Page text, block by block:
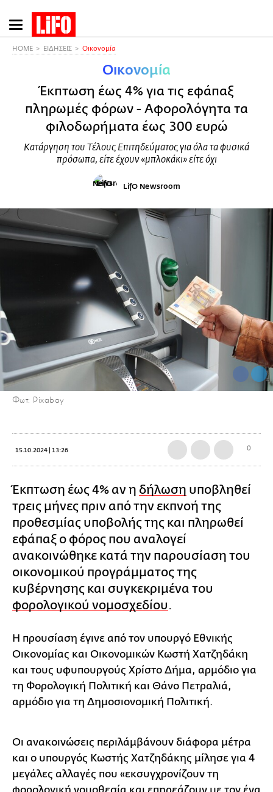
Παράκαμψη
προς
HOME ΕΙΔΗΣΕΙΣ Οικονομία
Οικονομία
Έκπτωση έως 4% για τις εφάπαξ
πληρωμές φόρων - Αφορολόγητα τα
φιλοδωρήματα έως 300 ευρώ
Κατάργηση του Τέλους Επιτηδεύματος για όλα τα φυσικά
πρόσωπα, είτε έχουν «μπλοκάκι» είτε όχι
LifO Newsroom
Φωτ: Pixabay
15.10.2024 | 13:26 0
Έκπτωση έως 4% αν η δήλωση υποβληθεί
τρεις μήνες πριν από την εκπνοή της
προθεσμίας υποβολής της και πληρωθεί
εφάπαξ ο φόρος που αναλογεί
ανακοινώθηκε κατά την παρουσίαση του
οικονομικού προγράμματος της
κυβέρνησης και συγκεκριμένα του
φορολογικού νομοσχεδίου.
Η προυσίαση έγινε από τον υπουργό Εθνικής
Οικονομίας και Οικονομικών Κωστή Χατζηδάκη
και τους υφυπουργούς Χρίστο Δήμα, αρμόδιο για
τη Φορολογική Πολιτική και Θάνο Πετραλιά,
αρμόδιο για τη Δημοσιονομική Πολιτική.
Οι ανακοινώσεις περιλάμβάνουν διάφορα μέτρα
και ο υπουργός Κωστής Χατζηδάκης μίλησε για 4
μεγάλες αλλαγές που «εκσυγχρονίζουν τη
φορολογική νομοθεσία και επηρεάζουν με τον ένα